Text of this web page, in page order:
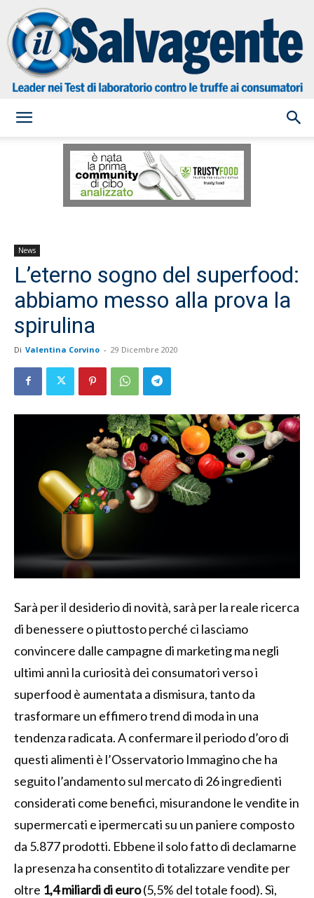
Salvagente
News
L’eterno sogno del superfood:
abbiamo messo alla prova la
spirulina
Di Valentina Corvino - 29 Dicembre 2020
Sarà per il desiderio di novità, sarà per la reale ricerca
di benessere o piuttosto perché ci lasciamo
convincere dalle campagne di marketing ma negli
ultimi anni la curiosità dei consumatori verso i
superfood è aumentata a dismisura, tanto da
trasformare un effimero trend di moda in una
tendenza radicata. A confermare il periodo d’oro di
questi alimenti è l’Osservatorio Immagino che ha
seguito l’andamento sul mercato di 26 ingredienti
considerati come benefici, misurandone le vendite in
supermercati e ipermercati su un paniere composto
da 5.877 prodotti. Ebbene il solo fatto di declamarne
la presenza ha consentito di totalizzare vendite per
oltre 1,4 miliardi di euro(5,5% del totale food). Sì,